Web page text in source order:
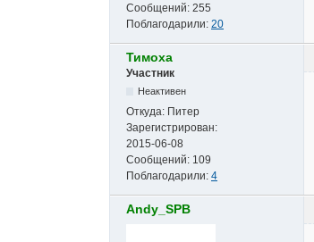
Сообщений: 255
Поблагодарили: 20
Тимоха
Участник
Неактивен
Откуда: Питер
Зарегистрирован:
2015-06-08
Сообщений: 109
Поблагодарили: 4
Andy_SPB